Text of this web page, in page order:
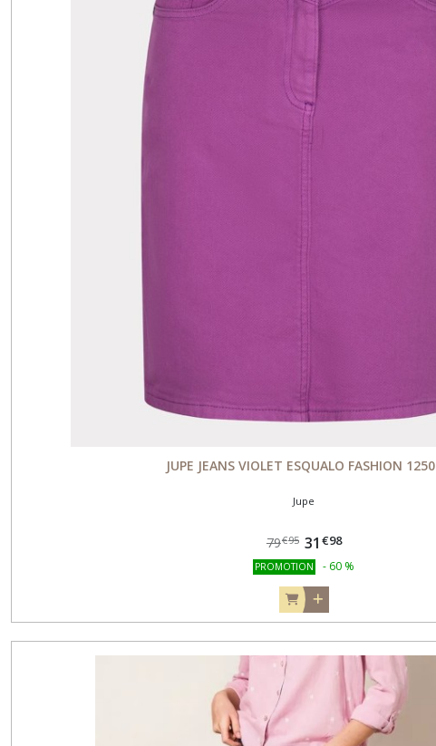
JUPE JEANS VIOLET ESQUALO FASHION
Jupe
79€95 31 €98
PROMOTION - 60 %